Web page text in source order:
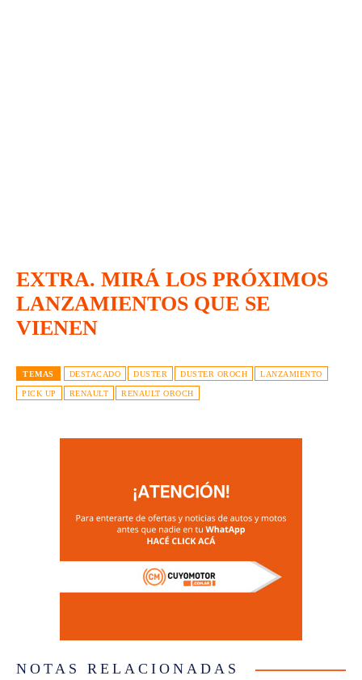
EXTRA. MIRÁ LOS PRÓXIMOS
LANZAMIENTOS QUE SE
VIENEN
TEMAS DESTACADO DUSTER DUSTER OROCH LANZAMIENTO
PICK UP RENAULT RENAULT OROCH
NOTAS RELACIONADAS